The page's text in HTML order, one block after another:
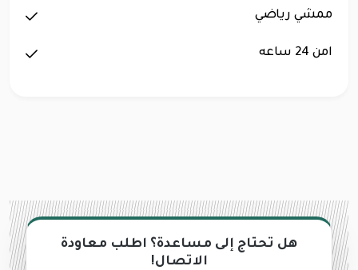
ممشي رياضي
امن 24 ساعه
هل تحتاج إلى مساعدة؟ اطلب معاودة
الاتصال!